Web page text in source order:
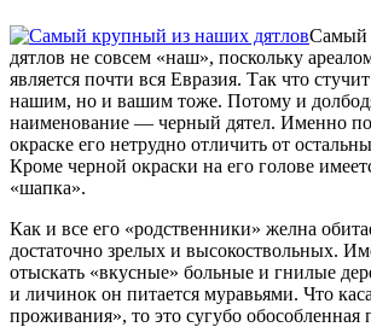
Самый
дятлов не совсем «наш», поскольку
является почти вся Евразия. Так что
нашим, но и вашим тоже. Потому и
наименование — черный дятел. Именно
окраске его нетрудно отличить от
Кроме черной окраски на его голове
«шапка».
Как и все его «родственники» желна
достаточно зрелых и высокоствольных.
отыскать «вкусные» больные и гнилые
и личинок он питается муравьями. Что
проживания», то это сугубо обособленная